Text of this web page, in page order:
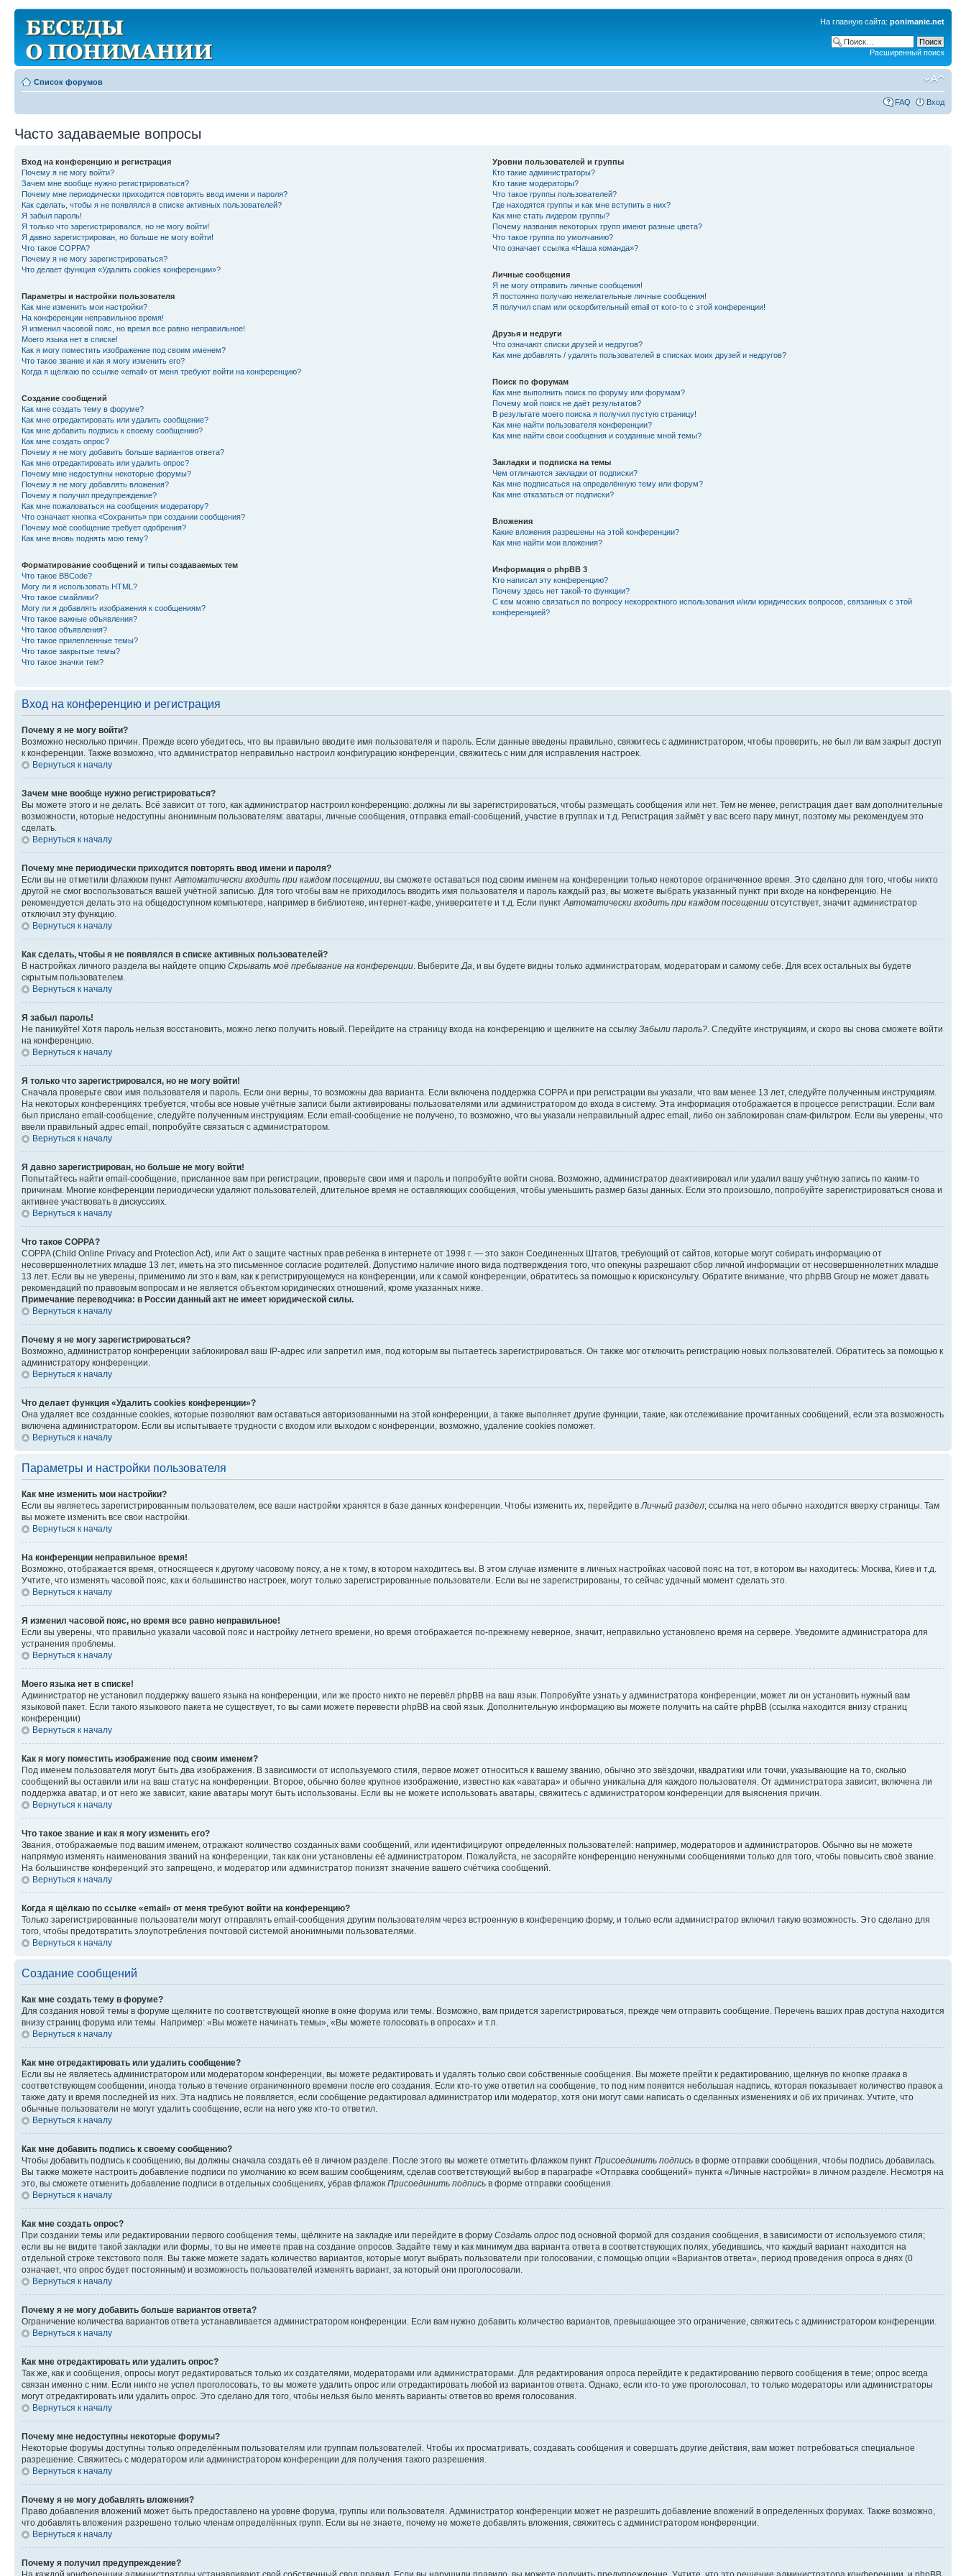
На главную сайта: ponimanie.net
Расширенный поиск
Список форумов
FAQ Вход
Часто задаваемые вопросы
Вход на конференцию и регистрация
Почему я не могу войти?
Зачем мне вообще нужно регистрироваться?
Почему мне периодически приходится повторять ввод имени и пароля?
Как сделать, чтобы я не появлялся в списке активных пользователей?
Я забыл пароль!
Я только что зарегистрировался, но не могу войти!
Я давно зарегистрирован, но больше не могу войти!
Что такое COPPA?
Почему я не могу зарегистрироваться?
Что делает функция «Удалить cookies конференции»?
Параметры и настройки пользователя
Как мне изменить мои настройки?
На конференции неправильное время!
Я изменил часовой пояс, но время все равно неправильное!
Моего языка нет в списке!
Как я могу поместить изображение под своим именем?
Что такое звание и как я могу изменить его?
Когда я щёлкаю по ссылке «email» от меня требуют войти на конференцию?
Создание сообщений
Как мне создать тему в форуме?
Как мне отредактировать или удалить сообщение?
Как мне добавить подпись к своему сообщению?
Как мне создать опрос?
Почему я не могу добавить больше вариантов ответа?
Как мне отредактировать или удалить опрос?
Почему мне недоступны некоторые форумы?
Почему я не могу добавлять вложения?
Почему я получил предупреждение?
Как мне пожаловаться на сообщения модератору?
Что означает кнопка «Сохранить» при создании сообщения?
Почему моё сообщение требует одобрения?
Как мне вновь поднять мою тему?
Форматирование сообщений и типы создаваемых тем
Что такое BBCode?
Могу ли я использовать HTML?
Что такое смайлики?
Могу ли я добавлять изображения к сообщениям?
Что такое важные объявления?
Что такое объявления?
Что такое прилепленные темы?
Что такое закрытые темы?
Что такое значки тем?
Уровни пользователей и группы
Кто такие администраторы?
Кто такие модераторы?
Что такое группы пользователей?
Где находятся группы и как мне вступить в них?
Как мне стать лидером группы?
Почему названия некоторых групп имеют разные цвета?
Что такое группа по умолчанию?
Что означает ссылка «Наша команда»?
Личные сообщения
Я не могу отправить личные сообщения!
Я постоянно получаю нежелательные личные сообщения!
Я получил спам или оскорбительный email от кого-то с этой конференции!
Друзья и недруги
Что означают списки друзей и недругов?
Как мне добавлять / удалять пользователей в списках моих друзей и недругов?
Поиск по форумам
Как мне выполнить поиск по форуму или форумам?
Почему мой поиск не даёт результатов?
В результате моего поиска я получил пустую страницу!
Как мне найти пользователя конференции?
Как мне найти свои сообщения и созданные мной темы?
Закладки и подписка на темы
Чем отличаются закладки от подписки?
Как мне подписаться на определённую тему или форум?
Как мне отказаться от подписки?
Вложения
Какие вложения разрешены на этой конференции?
Как мне найти мои вложения?
Информация о phpBB 3
Кто написал эту конференцию?
Почему здесь нет такой-то функции?
С кем можно связаться по вопросу некорректного использования и/или юридических вопросов, связанных с этой
конференцией?
Вход на конференцию и регистрация
Почему я не могу войти?
Возможно несколько причин. Прежде всего убедитесь, что вы правильно вводите имя пользователя и пароль. Если данные введены правильно, свяжитесь с администратором, чтобы проверить, не был ли вам закрыт доступ
к конференции. Также возможно, что администратор неправильно настроил конфигурацию конференции, свяжитесь с ним для исправления настроек.
Вернуться к началу
Зачем мне вообще нужно регистрироваться?
Вы можете этого и не делать. Всё зависит от того, как администратор настроил конференцию: должны ли вы зарегистрироваться, чтобы размещать сообщения или нет. Тем не менее, регистрация дает вам дополнительные
возможности, которые недоступны анонимным пользователям: аватары, личные сообщения, отправка email-сообщений, участие в группах и т.д. Регистрация займёт у вас всего пару минут, поэтому мы рекомендуем это
сделать.
Вернуться к началу
Почему мне периодически приходится повторять ввод имени и пароля?
Если вы не отметили флажком пунктАвтоматически входить при каждом посещении, вы сможете оставаться под своим именем на конференции только некоторое ограниченное время. Это сделано для того, чтобы никто
другой не смог воспользоваться вашей учётной записью. Для того чтобы вам не приходилось вводить имя пользователя и пароль каждый раз, вы можете выбрать указанный пункт при входе на конференцию. Не
рекомендуется делать это на общедоступном компьютере, например в библиотеке, интернет-кафе, университете и т.д. Если пунктАвтоматически входить при каждом посещении отсутствует, значит администратор
отключил эту функцию.
Вернуться к началу
Как сделать, чтобы я не появлялся в списке активных пользователей?
В настройках личного раздела вы найдете опцию Скрывать моё пребывание на конференции. ВыберитеДа, и вы будете видны только администраторам, модераторам и самому себе. Для всех остальных вы будете
скрытым пользователем.
Вернуться к началу
Я забыл пароль!
Не паникуйте! Хотя пароль нельзя восстановить, можно легко получить новый. Перейдите на страницу входа на конференцию и щелкните на ссылку Забыли пароль?. Следуйте инструкциям, и скоро вы снова сможете войти
на конференцию.
Вернуться к началу
Я только что зарегистрировался, но не могу войти!
Сначала проверьте свои имя пользователя и пароль. Если они верны, то возможны два варианта. Если включена поддержка COPPA и при регистрации вы указали, что вам менее 13 лет, следуйте полученным инструкциям.
На некоторых конференциях требуется, чтобы все новые учётные записи были активированы пользователями или администратором до входа в систему. Эта информация отображается в процессе регистрации. Если вам
был прислано email-сообщение, следуйте полученным инструкциям. Если email-сообщение не получено, то возможно, что вы указали неправильный адрес email, либо он заблокирован спам-фильтром. Если вы уверены, что
ввели правильный адрес email, попробуйте связаться с администратором.
Вернуться к началу
Я давно зарегистрирован, но больше не могу войти!
Попытайтесь найти email-сообщение, присланное вам при регистрации, проверьте свои имя и пароль и попробуйте войти снова. Возможно, администратор деактивировал или удалил вашу учётную запись по каким-то
причинам. Многие конференции периодически удаляют пользователей, длительное время не оставляющих сообщения, чтобы уменьшить размер базы данных. Если это произошло, попробуйте зарегистрироваться снова и
активнее участвовать в дискуссиях.
Вернуться к началу
Что такое COPPA?
COPPA (Child Online Privacy and Protection Act), или Акт о защите частных прав ребенка в интернете от 1998 г. — это закон Соединенных Штатов, требующий от сайтов, которые могут собирать информацию от
несовершеннолетних младше 13 лет, иметь на это письменное согласие родителей. Допустимо наличие иного вида подтверждения того, что опекуны разрешают сбор личной информации от несовершеннолетних младше
13 лет. Если вы не уверены, применимо ли это к вам, как к регистрирующемуся на конференции, или к самой конференции, обратитесь за помощью к юрисконсульту. Обратите внимание, что phpBB Group не может давать
рекомендаций по правовым вопросам и не является объектом юридических отношений, кроме указанных ниже.
Примечание переводчика: в России данный акт не имеет юридической силы.
Вернуться к началу
Почему я не могу зарегистрироваться?
Возможно, администратор конференции заблокировал ваш IP-адрес или запретил имя, под которым вы пытаетесь зарегистрироваться. Он также мог отключить регистрацию новых пользователей. Обратитесь за помощью к
администратору конференции.
Вернуться к началу
Что делает функция «Удалить cookies конференции»?
Она удаляет все созданные cookies, которые позволяют вам оставаться авторизованными на этой конференции, а также выполняет другие функции, такие, как отслеживание прочитанных сообщений, если эта возможность
включена администратором. Если вы испытываете трудности с входом или выходом с конференции, возможно, удаление cookies поможет.
Вернуться к началу
Параметры и настройки пользователя
Как мне изменить мои настройки?
Если вы являетесь зарегистрированным пользователем, все ваши настройки хранятся в базе данных конференции. Чтобы изменить их, перейдите вЛичный раздел; ссылка на него обычно находится вверху страницы. Там
вы можете изменить все свои настройки.
Вернуться к началу
На конференции неправильное время!
Возможно, отображается время, относящееся к другому часовому поясу, а не к тому, в котором находитесь вы. В этом случае измените в личных настройках часовой пояс на тот, в котором вы находитесь: Москва, Киев и т.д.
Учтите, что изменять часовой пояс, как и большинство настроек, могут только зарегистрированные пользователи. Если вы не зарегистрированы, то сейчас удачный момент сделать это.
Вернуться к началу
Я изменил часовой пояс, но время все равно неправильное!
Если вы уверены, что правильно указали часовой пояс и настройку летнего времени, но время отображается по-прежнему неверное, значит, неправильно установлено время на сервере. Уведомите администратора для
устранения проблемы.
Вернуться к началу
Моего языка нет в списке!
Администратор не установил поддержку вашего языка на конференции, или же просто никто не перевёл phpBB на ваш язык. Попробуйте узнать у администратора конференции, может ли он установить нужный вам
языковой пакет. Если такого языкового пакета не существует, то вы сами можете перевести phpBB на свой язык. Дополнительную информацию вы можете получить на сайте phpBB (ссылка находится внизу страниц
конференции)
Вернуться к началу
Как я могу поместить изображение под своим именем?
Под именем пользователя могут быть два изображения. В зависимости от используемого стиля, первое может относиться к вашему званию, обычно это звёздочки, квадратики или точки, указывающие на то, сколько
сообщений вы оставили или на ваш статус на конференции. Второе, обычно более крупное изображение, известно как «аватара» и обычно уникальна для каждого пользователя. От администратора зависит, включена ли
поддержка аватар, и от него же зависит, какие аватары могут быть использованы. Если вы не можете использовать аватары, свяжитесь с администратором конференции для выяснения причин.
Вернуться к началу
Что такое звание и как я могу изменить его?
Звания, отображаемые под вашим именем, отражают количество созданных вами сообщений, или идентифицируют определенных пользователей: например, модераторов и администраторов. Обычно вы не можете
напрямую изменять наименования званий на конференции, так как они установлены её администратором. Пожалуйста, не засоряйте конференцию ненужными сообщениями только для того, чтобы повысить своё звание.
На большинстве конференций это запрещено, и модератор или администратор понизят значение вашего счётчика сообщений.
Вернуться к началу
Когда я щёлкаю по ссылке «email» от меня требуют войти на конференцию?
Только зарегистрированные пользователи могут отправлять email-сообщения другим пользователям через встроенную в конференцию форму, и только если администратор включил такую возможность. Это сделано для
того, чтобы предотвратить злоупотребления почтовой системой анонимными пользователями.
Вернуться к началу
Создание сообщений
Как мне создать тему в форуме?
Для создания новой темы в форуме щелкните по соответствующей кнопке в окне форума или темы. Возможно, вам придется зарегистрироваться, прежде чем отправить сообщение. Перечень ваших прав доступа находится
внизу страниц форума или темы. Например: «Вы можете начинать темы», «Вы можете голосовать в опросах» и т.п.
Вернуться к началу
Как мне отредактировать или удалить сообщение?
Если вы не являетесь администратором или модератором конференции, вы можете редактировать и удалять только свои собственные сообщения. Вы можете прейти к редактированию, щелкнув по кнопке правка в
соответствующем сообщении, иногда только в течение ограниченного времени после его создания. Если кто-то уже ответил на сообщение, то под ним появится небольшая надпись, которая показывает количество правок а
также дату и время последней из них. Эта надпись не появляется, если сообщение редактировал администратор или модератор, хотя они могут сами написать о сделанных изменениях и об их причинах. Учтите, что
обычные пользователи не могут удалить сообщение, если на него уже кто-то ответил.
Вернуться к началу
Как мне добавить подпись к своему сообщению?
Чтобы добавить подпись к сообщению, вы должны сначала создать её в личном разделе. После этого вы можете отметить флажком пункт Присоединить подпись в форме отправки сообщения, чтобы подпись добавилась.
Вы также можете настроить добавление подписи по умолчанию ко всем вашим сообщениям, сделав соответствующий выбор в параграфе «Отправка сообщений» пункта «Личные настройки» в личном разделе. Несмотря на
это, вы сможете отменить добавление подписи в отдельных сообщениях, убрав флажок Присоединить подпись в форме отправки сообщения.
Вернуться к началу
Как мне создать опрос?
При создании темы или редактировании первого сообщения темы, щёлкните на закладке или перейдите в форму Создать опрос под основной формой для создания сообщения, в зависимости от используемого стиля;
если вы не видите такой закладки или формы, то вы не имеете прав на создание опросов. Задайте тему и как минимум два варианта ответа в соответствующих полях, убедившись, что каждый вариант находится на
отдельной строке текстового поля. Вы также можете задать количество вариантов, которые могут выбрать пользователи при голосовании, с помощью опции «Вариантов ответа», период проведения опроса в днях (0
означает, что опрос будет постоянным) и возможность пользователей изменять вариант, за который они проголосовали.
Вернуться к началу
Почему я не могу добавить больше вариантов ответа?
Ограничение количества вариантов ответа устанавливается администратором конференции. Если вам нужно добавить количество вариантов, превышающее это ограничение, свяжитесь с администратором конференции.
Вернуться к началу
Как мне отредактировать или удалить опрос?
Так же, как и сообщения, опросы могут редактироваться только их создателями, модераторами или администраторами. Для редактирования опроса перейдите к редактированию первого сообщения в теме; опрос всегда
связан именно с ним. Если никто не успел проголосовать, то вы можете удалить опрос или отредактировать любой из вариантов ответа. Однако, если кто-то уже проголосовал, то только модераторы или администраторы
могут отредактировать или удалить опрос. Это сделано для того, чтобы нельзя было менять варианты ответов во время голосования.
Вернуться к началу
Почему мне недоступны некоторые форумы?
Некоторые форумы доступны только определённым пользователям или группам пользователей. Чтобы их просматривать, создавать сообщения и совершать другие действия, вам может потребоваться специальное
разрешение. Свяжитесь с модератором или администратором конференции для получения такого разрешения.
Вернуться к началу
Почему я не могу добавлять вложения?
Право добавления вложений может быть предоставлено на уровне форума, группы или пользователя. Администратор конференции может не разрешить добавление вложений в определенных форумах. Также возможно,
что добавлять вложения разрешено только членам определённых групп. Если вы не знаете, почему не можете добавлять вложения, свяжитесь с администратором конференции.
Вернуться к началу
Почему я получил предупреждение?